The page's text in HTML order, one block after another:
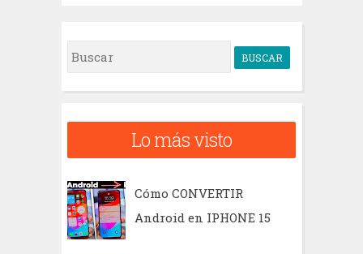
B
u
c
Lo más visto
Cómo CONVERTIR
Android en IPHONE 15